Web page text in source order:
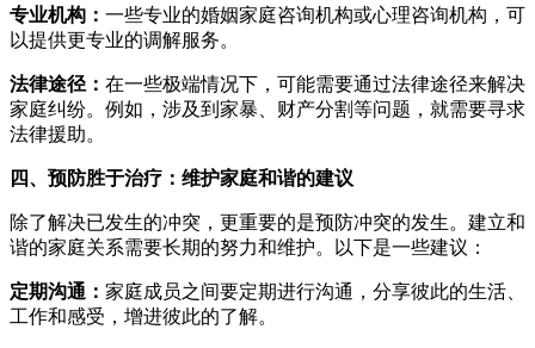
专业机构： 一些专业的婚姻家庭咨询机构或心理咨询机构，可
以提供更专业的调解服务。
法律途径： 在一些极端情况下，可能需要通过法律途径来解决
家庭纠纷。例如，涉及到家暴、财产分割等问题，就需要寻求
法律援助。
四、预防胜于治疗：维护家庭和谐的建议
除了解决已发生的冲突，更重要的是预防冲突的发生。建立和
谐的家庭关系需要长期的努力和维护。以下是一些建议：
定期沟通： 家庭成员之间要定期进行沟通，分享彼此的生活、
工作和感受，增进彼此的了解。